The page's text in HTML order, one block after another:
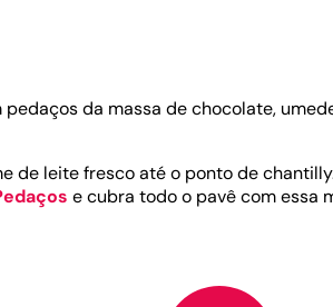
da massa de chocolate,
de leite fresco até o ponto de
e cubra todo o pavê com essa